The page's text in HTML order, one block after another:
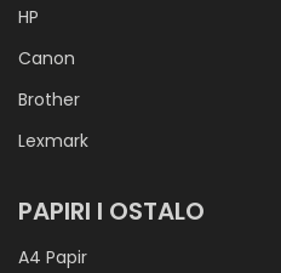
HP
Canon
Brother
Lexmark
PAPIRI I OSTALO
A4 Papir